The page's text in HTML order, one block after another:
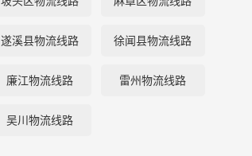
遂溪县物流线路 徐闻县物流线路
廉江物流线路 雷州物流线路
吴川物流线路